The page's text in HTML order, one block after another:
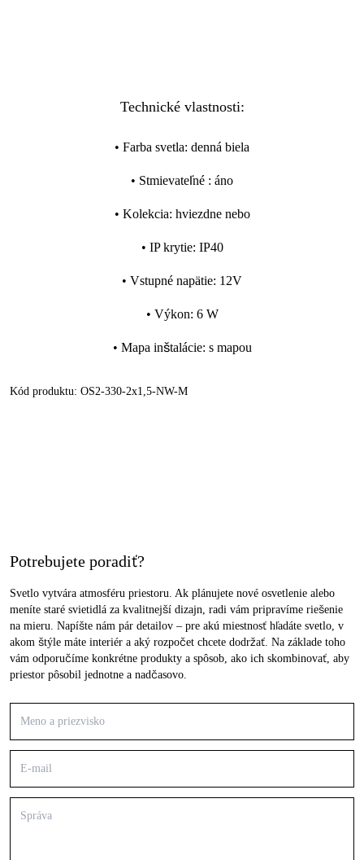
Technické vlastnosti:
• Farba svetla: denná biela
• Stmievateľné : áno
• Kolekcia: hviezdne nebo
• IP krytie: IP40
• Vstupné napätie: 12V
• Výkon: 6 W
• Mapa inštalácie: s mapou
Kód produktu: OS2-330-2x1,5-NW-M
Potrebujete poradiť?
Svetlo vytvára atmosféru priestoru. Ak plánujete nové osvetlenie alebo
meníte staré svietidlá za kvalitnejší dizajn, radi vám pripravíme riešenie
na mieru. Napíšte nám pár detailov – pre akú miestnosť hľadáte svetlo, v
akom štýle máte interiér a aký rozpočet chcete dodržať. Na základe toho
vám odporučíme konkrétne produkty a spôsob, ako ich skombinovať, aby
priestor pôsobil jednotne a nadčasovo.